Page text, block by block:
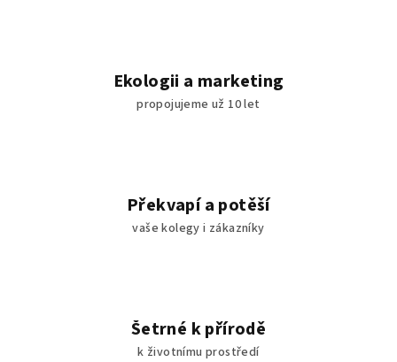
Ekologii a marketing
propojujeme už 10 let
Překvapí a potěší
vaše kolegy i zákazníky
Šetrné k přírodě
k životnímu prostředí